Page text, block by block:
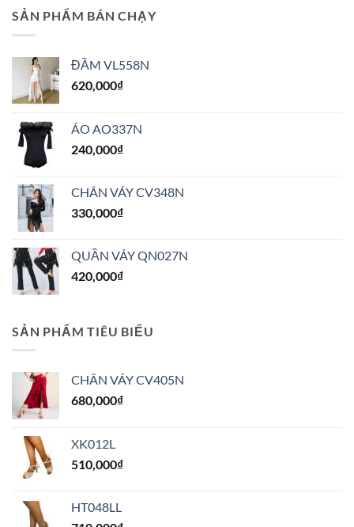
SẢN PHẨM BÁN CHẠY
ĐẦM VL558N
620,000₫
ÁO AO337N
240,000₫
CHÂN VÁY CV348N
330,000₫
QUẦN VÁY QN027N
420,000₫
SẢN PHẨM TIÊU BIỂU
CHÂN VÁY CV405N
680,000₫
XK012L
510,000₫
HT048LL